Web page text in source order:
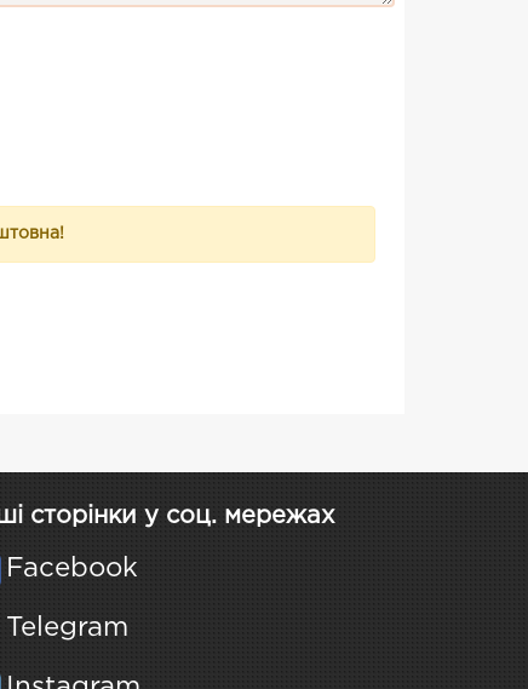
сторінки у соц. мережах
Facebook
Telegram